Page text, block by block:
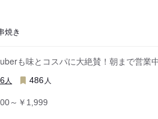
焼き
も味とコスパに大絶賛！朝まで営業
人 486 人
～￥1,999